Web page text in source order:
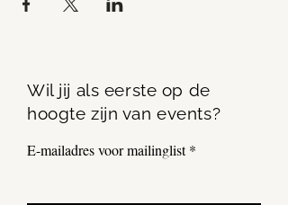
Wil jij als eerste op de
hoogte zijn van events?
E-mailadres voor mailinglist